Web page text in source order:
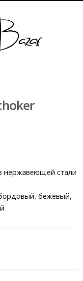
нержавеющей стали
бежевый,